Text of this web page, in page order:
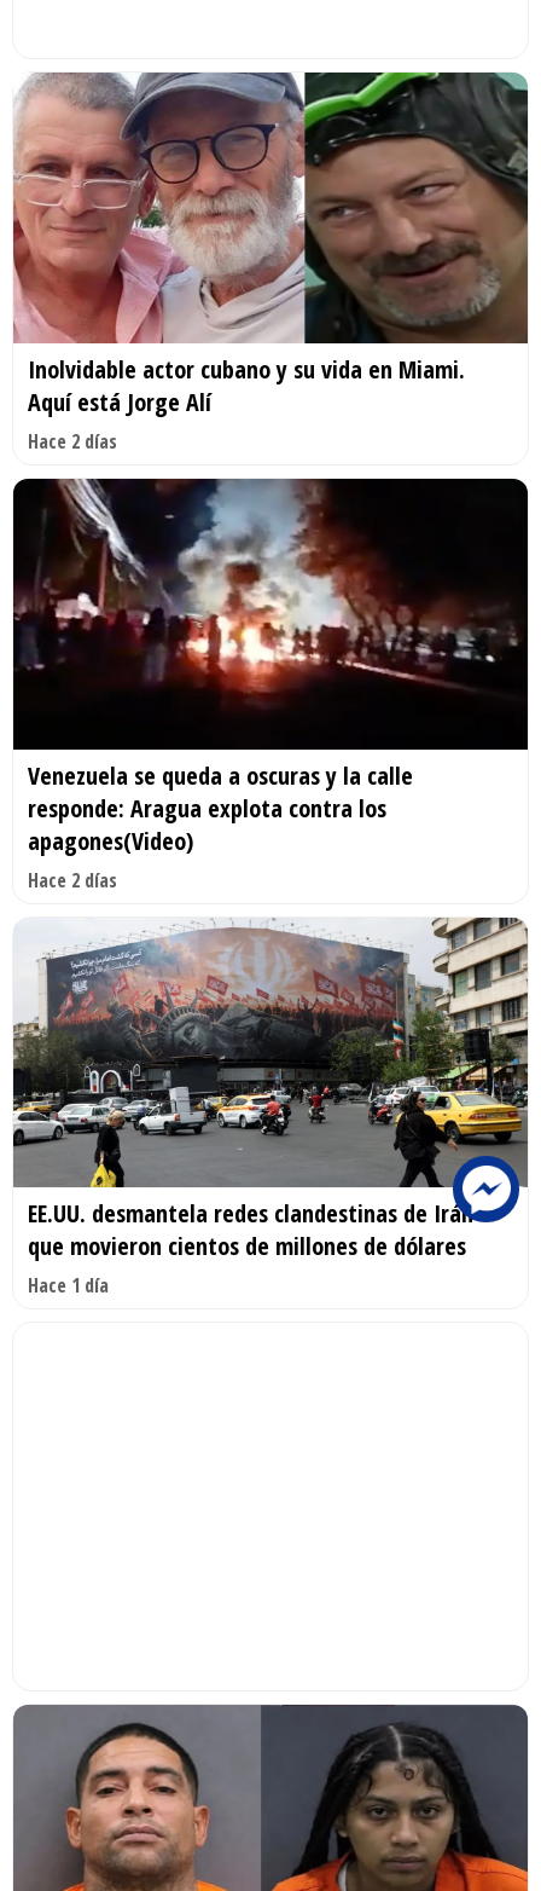
Inolvidable actor cubano y su vida en Miami.
Aquí está Jorge Alí
Hace 2 días
Venezuela se queda a oscuras y la calle
responde: Aragua explota contra los
apagones(Video)
Hace 2 días
EE.UU. desmantela redes clandestinas de Irán
que movieron cientos de millones de dólares
Hace 1 día